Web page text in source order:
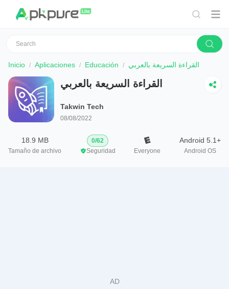
Inicio Aplicaciones Educación القراءة السريعة بالعربي
القراءة السريعة بالعربي
Takwin Tech
08/08/2022
18.9 MB
Tamaño de archivo
0/62
Seguridad
Everyone
Android 5.1+
Android OS